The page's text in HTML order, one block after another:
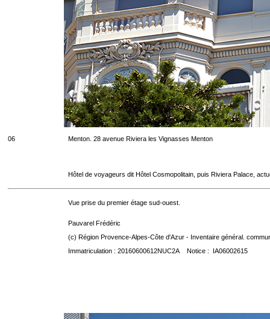
06 Menton. 28 avenue Riviera les Vignasses Menton
Hôtel de voyageurs dit Hôtel Cosmopolitain, puis Riviera Palace,
Vue prise du premier étage sud-ouest.
Pauvarel Frédéric
(c) Région Provence-Alpes-Côte d'Azur - Inventaire général.
Immatriculation : 20160600612NUC2A Notice : IA06002615